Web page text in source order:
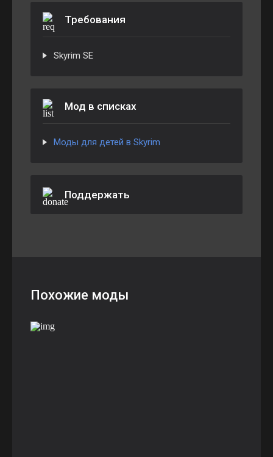
Требования
Skyrim SE
Мод в списках
Моды для детей в Skyrim
Поддержать
Похожие моды